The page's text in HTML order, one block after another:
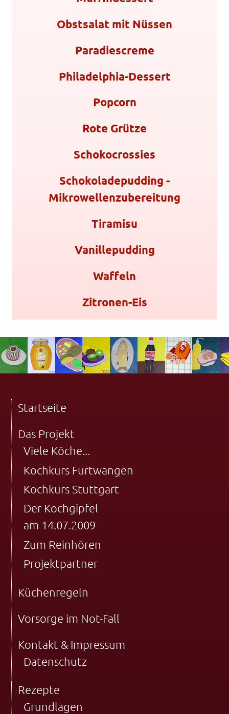
Obstsalat mit Nüssen
Paradiescreme
Philadelphia-Dessert
Popcorn
Rote Grütze
Schokocrossies
Schokoladepudding -
Mikrowellenzubereitung
Tiramisu
Vanillepudding
Waffeln
Zitronen-Eis
Startseite
Das Projekt
Viele Köche...
Kochkurs Furtwangen
Kochkurs Stuttgart
Der Kochgipfel
am 14.07.2009
Zum Reinhören
Projektpartner
Küchenregeln
Vorsorge im Not-Fall
Kontakt & Impressum
Datenschutz
Rezepte
Grundlagen